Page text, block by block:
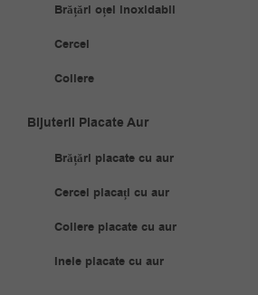
Brățări oțel inoxidabil
Cercei
Coliere
Bijuterii Placate Aur
Brățări placate cu aur
Cercei placați cu aur
Coliere placate cu aur
Inele placate cu aur